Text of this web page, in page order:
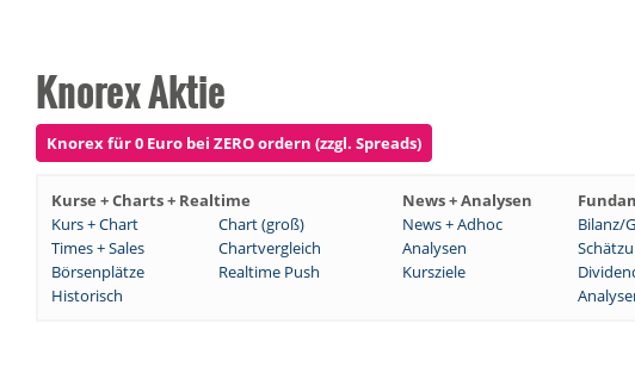
Knorex Aktie
Knorex für 0 Euro bei ZERO ordern (zzgl. Spreads)
Kurse + Charts + Realtime News + Analysen
Kurs + Chart
Chart (groß) News + Adhoc Bilanz/
Times + Sales
Chartvergleich Analysen
Börsenplätze
Realtime Push Kursziele
Historisch